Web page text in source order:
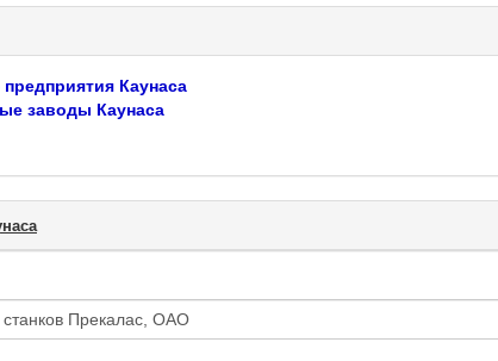
Каунаса
заводы Каунаса